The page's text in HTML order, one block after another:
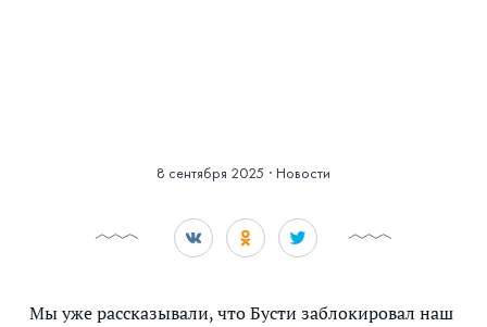
8 сентября 2025 · Новости
Мы уже рассказывали, что Бусти заблокировал наш